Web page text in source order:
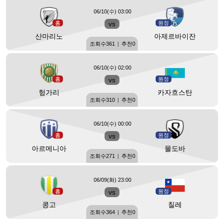
홈
산마리노
vs 원정
아제르바이잔
06/10(수) 03:00
조회수361 | 추천0
홈
헝가리
vs 원정
카자흐스탄
06/10(수) 02:00
조회수310 | 추천0
홈
아르메니아
vs 원정
몰도바
06/10(수) 00:00
조회수271 | 추천0
홈
콩고
vs 원정
칠레
06/09(화) 23:00
조회수364 | 추천0